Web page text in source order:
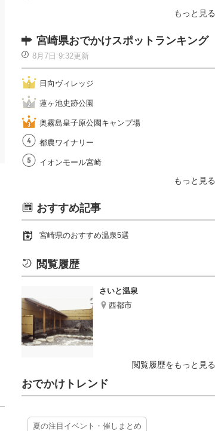
もっと見る
宮崎県おでかけスポットランキング
8月7日 9:32更新
日向ヴィレッジ
蓮ヶ池史跡公園
奥霧島皇子原公園キャンプ場
都農ワイナリー
イオンモール宮崎
もっと見る
おすすめ記事
宮崎県のおすすめ温泉5選
閲覧履歴
さいと温泉
西都市
閲覧履歴をもっと見る
おでかけトレンド
夏の注目イベント・催しまとめ